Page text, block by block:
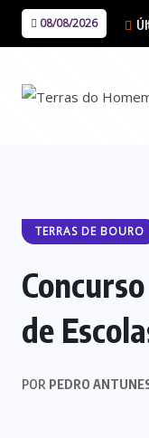
08/08/2026
TERRAS DE BOURO
de
POR PEDRO